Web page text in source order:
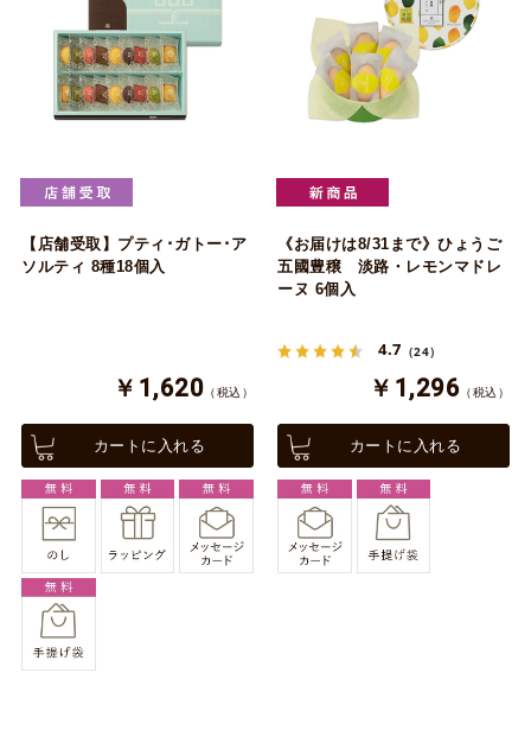
【店舗受取】プティ･ガトー･ア
ソルティ 8種18個入
￥1,620 （税込）
カートに入れる
《お届けは8/31まで》ひょうご
五國豊穣 淡路・レモンマドレ
ーヌ 6個入
4.7 （24）
￥1,296 （税込）
カートに入れる